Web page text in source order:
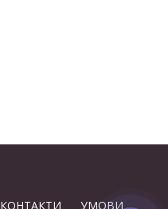
КОНТАКТИ УМОВИ